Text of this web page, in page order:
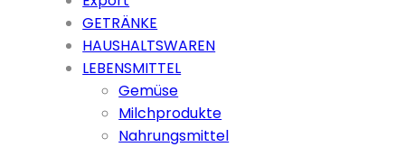
GETRÄNKE
HAUSHALTSWAREN
LEBENSMITTEL
Gemüse
Milchprodukte
Nahrungsmittel